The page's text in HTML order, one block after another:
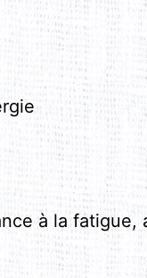
à la fatigue,